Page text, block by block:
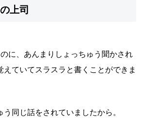
上司
に、あんまりしょっちゅう聞かされ
えていてスラスラと書くことができま
同じ話をされていましたから。